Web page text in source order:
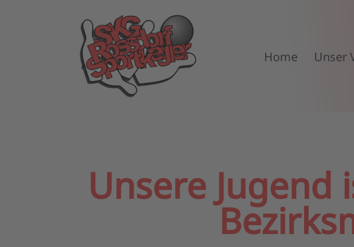
Home Unser
Unsere